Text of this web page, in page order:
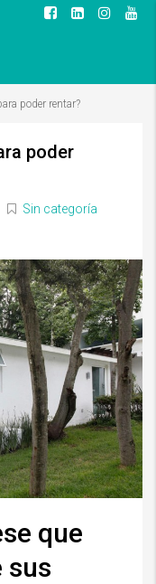
poder rentar?
poder
Sin categoría
que
sus